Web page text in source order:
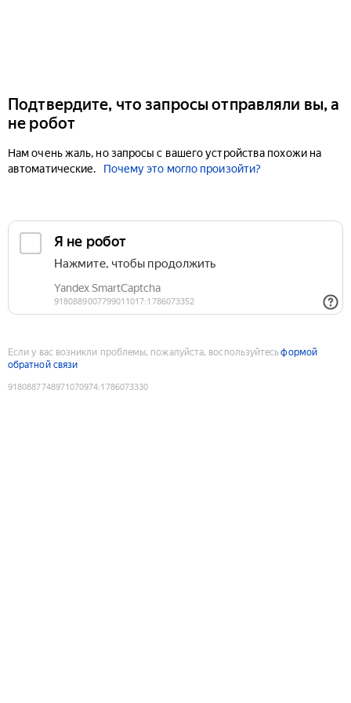
Подтвердите, что запросы отправляли вы, а
не робот
Нам очень жаль, но запросы с вашего устройства похожи на
автоматические.
Почему это могло произойти?
Если у вас возникли проблемы, пожалуйста, воспользуйтесьформой
обратной связи
9180887748971070974:1786073330